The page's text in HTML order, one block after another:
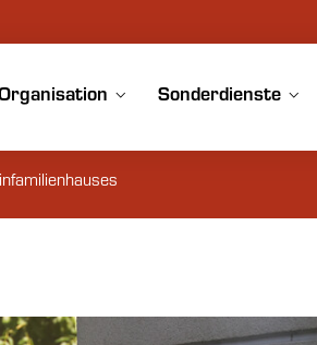
Sonderdienste